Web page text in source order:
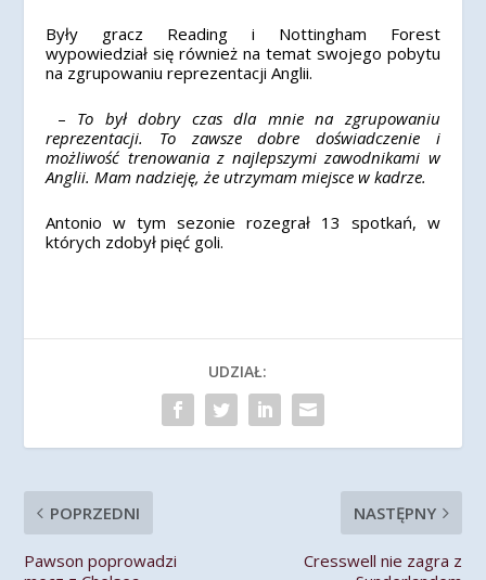
Były gracz Reading i Nottingham Forest
wypowiedział się również na temat swojego pobytu
na zgrupowaniu reprezentacji Anglii.
– To był dobry czas dla mnie na zgrupowaniu
reprezentacji. To zawsze dobre doświadczenie i
możliwość trenowania z najlepszymi zawodnikami w
Anglii. Mam nadzieję, że utrzymam miejsce w kadrze.
Antonio w tym sezonie rozegrał 13 spotkań, w
których zdobył pięć goli.
UDZIAŁ:
POPRZEDNI
Pawson poprowadzi
NASTĘPNY
Cresswell nie zagra z